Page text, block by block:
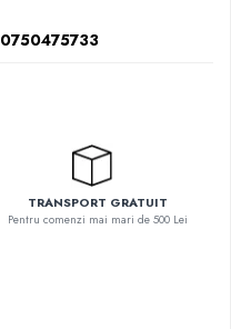
0750475733
TRANSPORT GRATUIT
Pentru comenzi mai mari de 500 Lei